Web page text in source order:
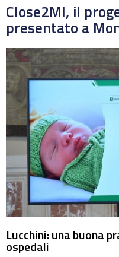
Close2MI, il
presentato a
Lucchini: una buona
ospedali